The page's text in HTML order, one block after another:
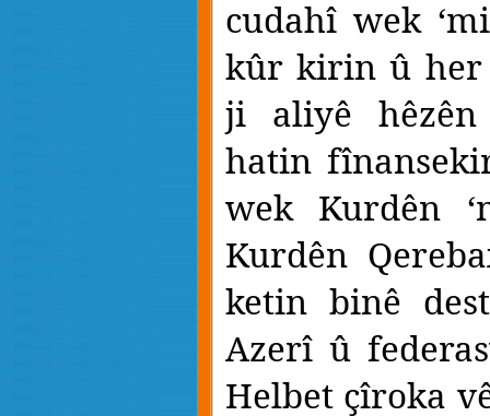
cudahî wek
kûr kirin û her
ji aliyê hêzên
hatin
wek Kurdên
Kurdên
ketin binê
Azerî û
Helbet çîroka